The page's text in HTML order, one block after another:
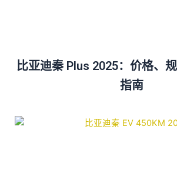
比亚迪秦 Plus 2025：价格、
指南